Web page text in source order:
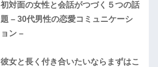
初対面の女性と会話がつづく５つの話
題 – 30代男性の恋愛コミュニケーシ
ョン –
彼女と長く付き合いたいならまずはこ